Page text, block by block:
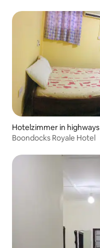
Hotelzimmer in highways
Boondocks Royale Hotel